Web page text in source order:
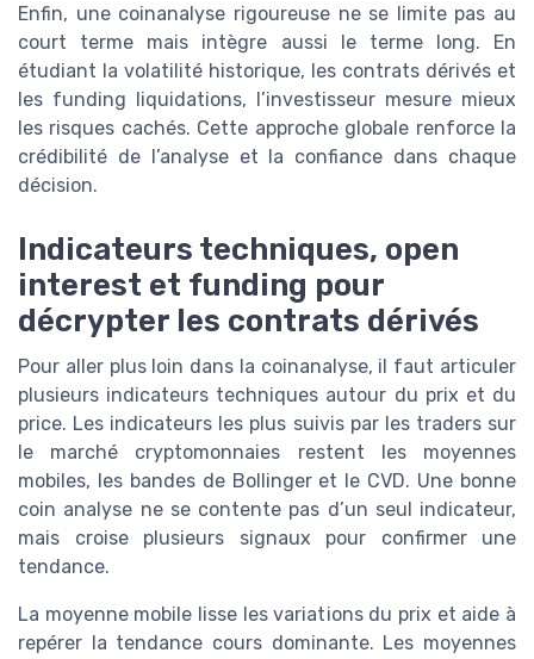
Enfin, une coinanalyse rigoureuse ne se limite pas au
court terme mais intègre aussi le terme long. En
étudiant la volatilité historique, les contrats dérivés et
les funding liquidations, l’investisseur mesure mieux
les risques cachés. Cette approche globale renforce la
crédibilité de l’analyse et la confiance dans chaque
décision.
Indicateurs techniques, open
interest et funding pour
décrypter les contrats dérivés
Pour aller plus loin dans la coinanalyse, il faut articuler
plusieurs indicateurs techniques autour du prix et du
price. Les indicateurs les plus suivis par les traders sur
le marché cryptomonnaies restent les moyennes
mobiles, les bandes de Bollinger et le CVD. Une bonne
coin analyse ne se contente pas d’un seul indicateur,
mais croise plusieurs signaux pour confirmer une
tendance.
La moyenne mobile lisse les variations du prix et aide à
repérer la tendance cours dominante. Les moyennes